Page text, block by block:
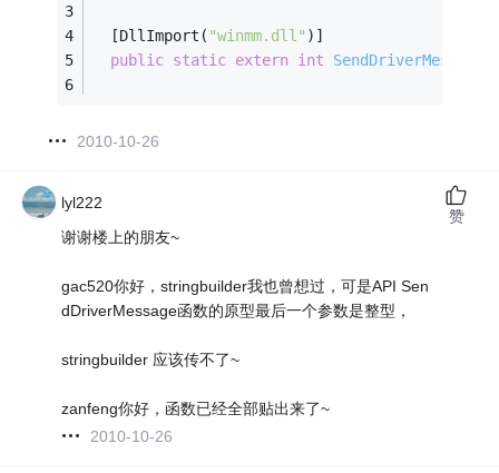
  [DllImport(
"winmm.dll" )]
public static extern int SendDriverMessage
2010-10-26
lyl222
谢谢楼上的朋友~
gac520你好，stringbuilder我也曾想过，可是API Sen
dDriverMessage函数的原型最后一个参数是整型，
stringbuilder 应该传不了~
zanfeng你好，函数已经全部贴出来了~
2010-10-26
赞